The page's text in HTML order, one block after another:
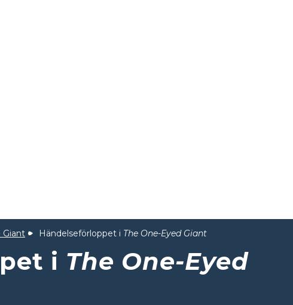
Giant Händelseförloppet i The One-Eyed Giant
i The One-Eyed